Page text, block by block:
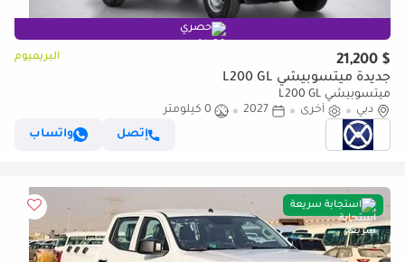
حصري
$ 21,200 البريميوم
جديدة ميتسوبيشي L200 GL
ميتسوبيشي L200 GL
دبي
أخرى 2027
0 كيلومتر
إتصل
واتساب
استجابة سريعة